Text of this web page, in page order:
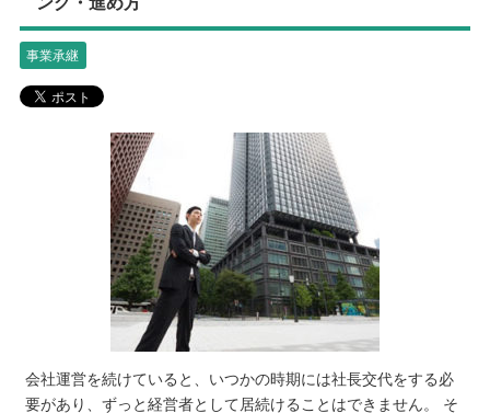
事業承継
会社運営を続けていると、いつかの時期には社長交代をする必
要があり、ずっと経営者として居続けることはできません。 そ